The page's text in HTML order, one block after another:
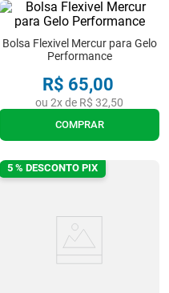
Bolsa Flexivel Mercur para Gelo
Performance
R$ 65,00
ou 2x de R$ 32,50
COMPRAR
5 % DESCONTO PIX